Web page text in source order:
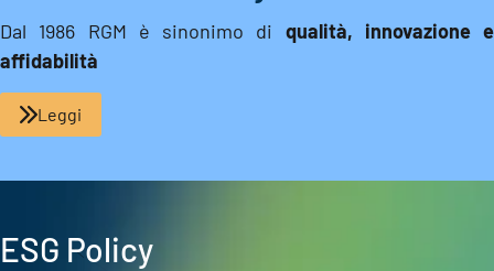
Dal 1986 RGM è sinonimo di qualità, innovazione e
affidabilità
Leggi
ESG Policy